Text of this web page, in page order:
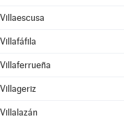
Villaescusa
Villafáfila
Villaferrueña
Villageriz
Villalazán